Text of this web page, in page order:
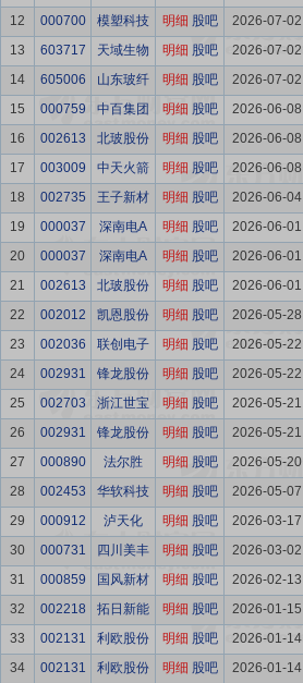
12
000700 模塑科技 明细 股吧 2026-07-02
13
603717 天域生物 明细 股吧 2026-07-02
14
605006 山东玻纤 明细 股吧 2026-07-02
15
000759 中百集团 明细 股吧 2026-06-08
16
002613 北玻股份 明细 股吧 2026-06-08
17
003009 中天火箭 明细 股吧 2026-06-08
18
002735 王子新材 明细 股吧 2026-06-04
19
000037 深南电A 明细 股吧 2026-06-01
20
000037 深南电A 明细 股吧 2026-06-01
21
002613 北玻股份 明细 股吧 2026-06-01
22
002012 凯恩股份 明细 股吧 2026-05-28
23
002036 联创电子 明细 股吧 2026-05-22
24
002931 锋龙股份 明细 股吧 2026-05-22
25
002703 浙江世宝 明细 股吧 2026-05-21
26
002931 锋龙股份 明细 股吧 2026-05-21
27
000890 法尔胜 明细 股吧 2026-05-20
28
002453 华软科技 明细 股吧 2026-05-07
29
000912 泸天化 明细 股吧 2026-03-17
30
000731 四川美丰 明细 股吧 2026-03-02
31
000859 国风新材 明细 股吧 2026-02-13
32
002218 拓日新能 明细 股吧 2026-01-15
33
002131 利欧股份 明细 股吧 2026-01-14
34
002131 利欧股份 明细 股吧 2026-01-14